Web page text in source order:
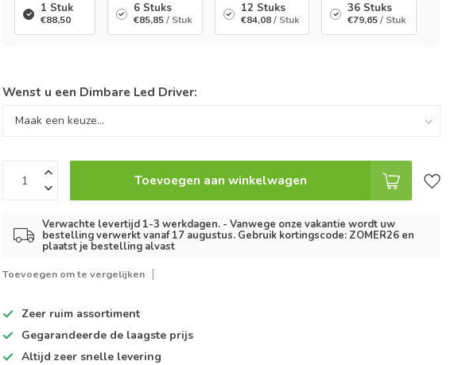
1 Stuk
€88,50
6 Stuks
€85,85/ Stuk
12 Stuks
€84,08 / Stuk
36 Stuks
€79,65 / Stuk
Wenst u een Dimbare Led Driver:
Toevoegen aan winkelwagen
Verwachte levertijd 1-3 werkdagen. - Vanwege onze vakantie wordt uw
bestelling verwerkt vanaf 17 augustus. Gebruik kortingscode: ZOMER26 en
plaatst je bestelling alvast
Toevoegen om te vergelijken
Zeer ruim assortiment
Gegarandeerde de laagste prijs
Altijdzeer snelle levering